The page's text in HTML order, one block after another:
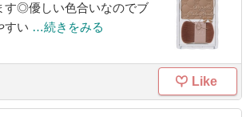
す◎優しい色合いなのでブ
すい …続きをみる
Like